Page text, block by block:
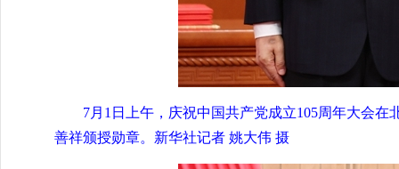
7月1日上午，庆祝中国共产党成立105周年大会
善祥颁授勋章。新华社记者 姚大伟 摄